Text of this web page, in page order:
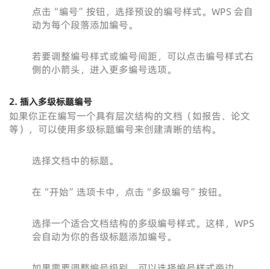
点击“编号”按钮，选择预设的编号样式。WPS 会自
动为每个段落添加编号。
若要调整编号样式或编号间距，可以点击编号样式右
侧的小箭头，进入更多编号选项。
2. 插入多级标题编号
如果你正在编写一个具有层次结构的文档（如报告、论文
等），可以使用多级标题编号来创建清晰的结构。
选择文档中的标题。
在“开始”选项卡中，点击“多级编号”按钮。
选择一个适合文档结构的多级编号样式。这样，WPS
会自动为你的各级标题添加编号。